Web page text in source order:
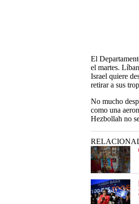
El
el martes.
Israel quiere
retirar a sus
No mucho
como una
Hezbollah no